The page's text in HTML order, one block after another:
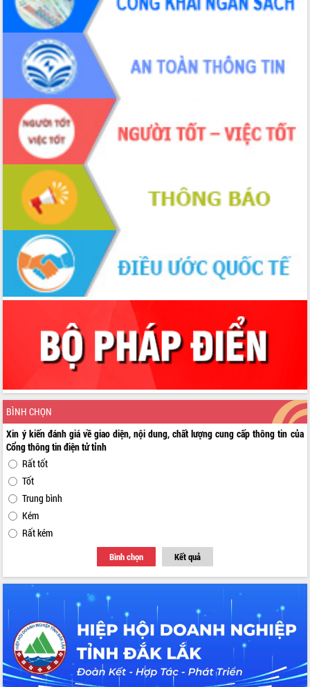
BÌNH CHỌN
Xin ý kiến đánh giá về giao diện, nội dung, chất lượng cung cấp thông tin của
Cổng thông tin điện tử tỉnh
Rất tốt
Tốt
Trung bình
Kém
Rất kém
Bình chọn Kết quả